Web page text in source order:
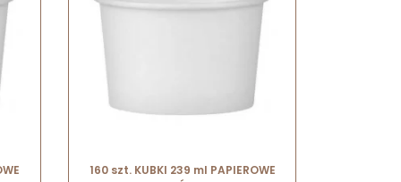
160 szt. KUBKI 239 ml PAPIEROWE